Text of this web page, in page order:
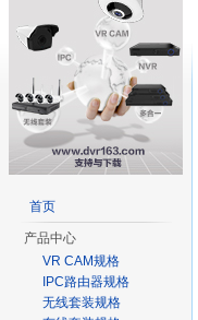
首页
产品中心
VR CAM规格
IPC路由器规格
无线套装规格